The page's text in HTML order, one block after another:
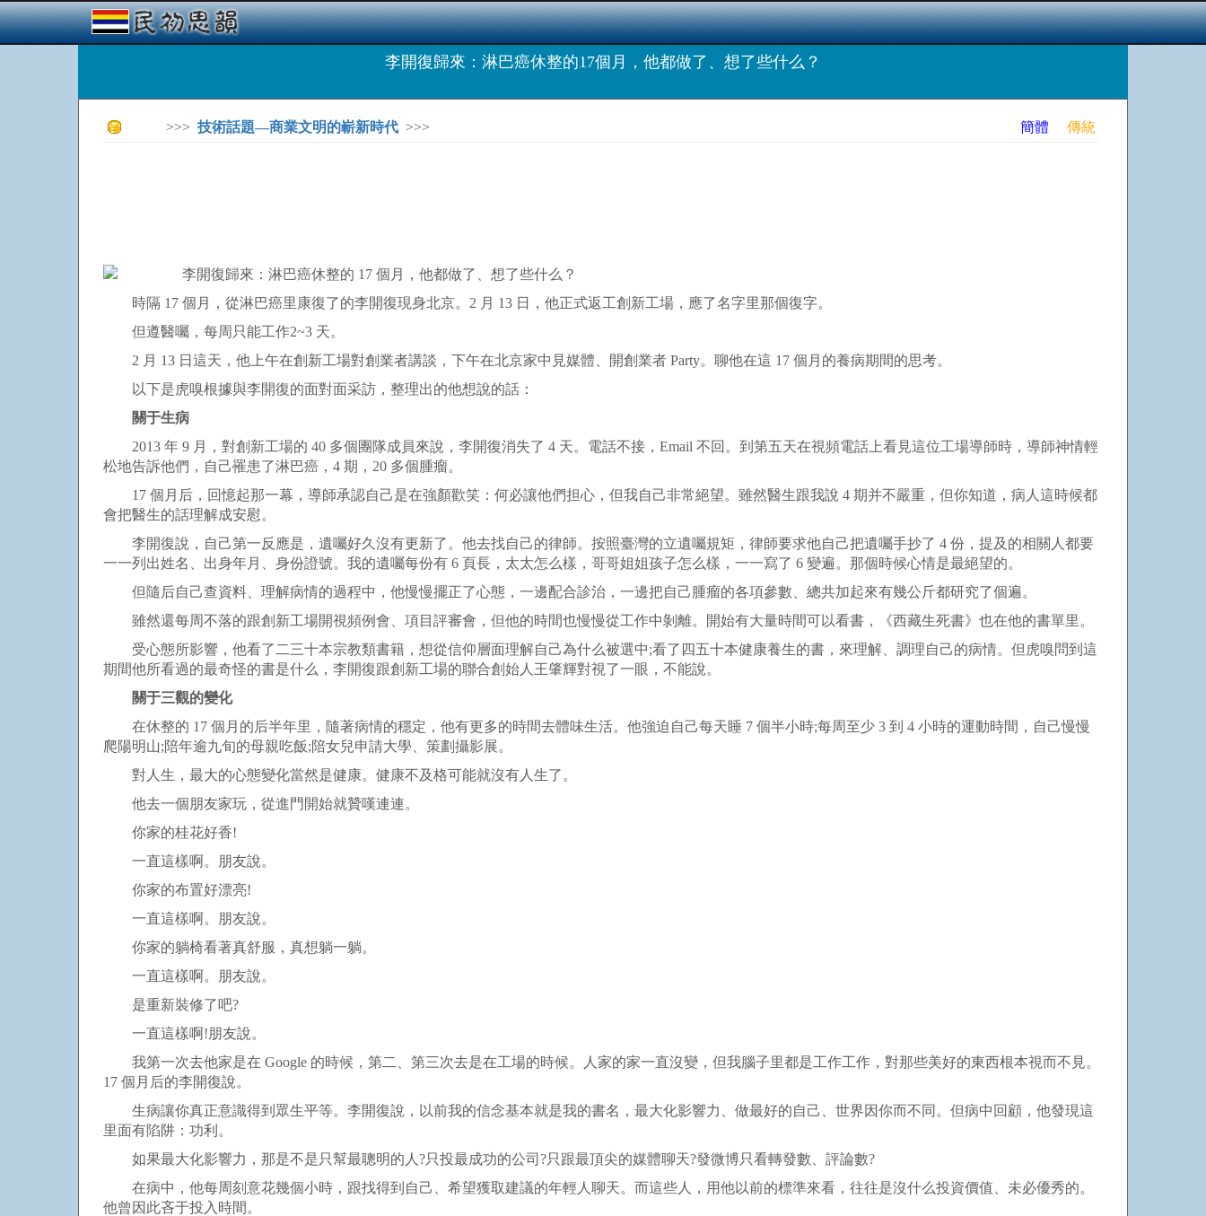
李開復歸來：淋巴癌休整的17個月，他都做了、想了些什么？
>>> 技術話題—商業文明的嶄新時代 >>> 簡體 傳統
時隔 17 個月，從淋巴癌里康復了的李開復現身北京。2 月 13 日，他正式返工創新工場，應了名字里那個復字。
但遵醫囑，每周只能工作2~3 天。
2 月 13 日這天，他上午在創新工場對創業者講談，下午在北京家中見媒體、開創業者 Party。聊他在這 17 個月的養病期間的思考。
以下是虎嗅根據與李開復的面對面采訪，整理出的他想說的話：
關于生病
2013 年 9 月，對創新工場的 40 多個團隊成員來說，李開復消失了 4 天。電話不接，Email 不回。到第五天在視頻電話上看見這位工場導師時，導師神情輕
松地告訴他們，自己罹患了淋巴癌，4 期，20 多個腫瘤。
17 個月后，回憶起那一幕，導師承認自己是在強顏歡笑：何必讓他們担心，但我自己非常絕望。雖然醫生跟我說 4 期并不嚴重，但你知道，病人這時候都
會把醫生的話理解成安慰。
李開復說，自己第一反應是，遺囑好久沒有更新了。他去找自己的律師。按照臺灣的立遺囑規矩，律師要求他自己把遺囑手抄了 4 份，提及的相關人都要
一一列出姓名、出身年月、身份證號。我的遺囑每份有 6 頁長，太太怎么樣，哥哥姐姐孩子怎么樣，一一寫了 6 變遍。那個時候心情是最絕望的。
但隨后自己查資料、理解病情的過程中，他慢慢擺正了心態，一邊配合診治，一邊把自己腫瘤的各項參數、總共加起來有幾公斤都研究了個遍。
雖然還每周不落的跟創新工場開視頻例會、項目評審會，但他的時間也慢慢從工作中剝離。開始有大量時間可以看書，《西藏生死書》也在他的書單里。
受心態所影響，他看了二三十本宗教類書籍，想從信仰層面理解自己為什么被選中;看了四五十本健康養生的書，來理解、調理自己的病情。但虎嗅問到這
期間他所看過的最奇怪的書是什么，李開復跟創新工場的聯合創始人王肇輝對視了一眼，不能說。
關于三觀的變化
在休整的 17 個月的后半年里，隨著病情的穩定，他有更多的時間去體味生活。他強迫自己每天睡 7 個半小時;每周至少 3 到 4 小時的運動時間，自己慢慢
爬陽明山;陪年逾九旬的母親吃飯;陪女兒申請大學、策劃攝影展。
對人生，最大的心態變化當然是健康。健康不及格可能就沒有人生了。
他去一個朋友家玩，從進門開始就贊嘆連連。
你家的桂花好香!
一直這樣啊。朋友說。
你家的布置好漂亮!
一直這樣啊。朋友說。
你家的躺椅看著真舒服，真想躺一躺。
一直這樣啊。朋友說。
是重新裝修了吧?
一直這樣啊!朋友說。
我第一次去他家是在 Google 的時候，第二、第三次去是在工場的時候。人家的家一直沒變，但我腦子里都是工作工作，對那些美好的東西根本視而不見。
17 個月后的李開復說。
生病讓你真正意識得到眾生平等。李開復說，以前我的信念基本就是我的書名，最大化影響力、做最好的自己、世界因你而不同。但病中回顧，他發現這
里面有陷阱：功利。
如果最大化影響力，那是不是只幫最聰明的人?只投最成功的公司?只跟最頂尖的媒體聊天?發微博只看轉發數、評論數?
在病中，他每周刻意花幾個小時，跟找得到自己、希望獲取建議的年輕人聊天。而這些人，用他以前的標準來看，往往是沒什么投資價值、未必優秀的。
他曾因此吝于投入時間。